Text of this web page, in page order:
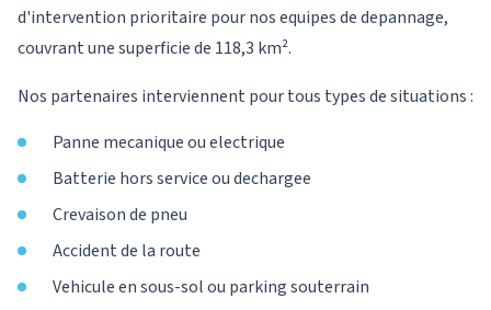
d'intervention prioritaire pour nos equipes de depannage,
couvrant une superficie de 118,3 km².
Nos partenaires interviennent pour tous types de situations :
Panne mecanique ou electrique
Batterie hors service ou dechargee
Crevaison de pneu
Accident de la route
Vehicule en sous-sol ou parking souterrain